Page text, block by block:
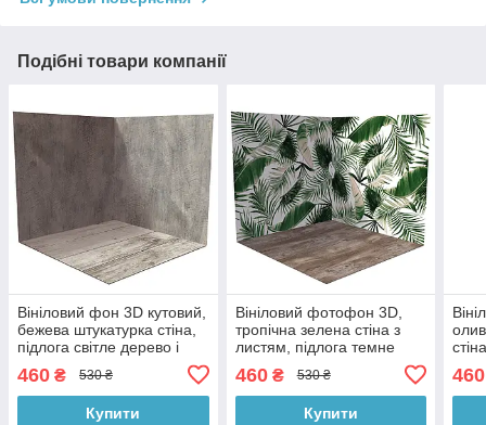
Подібні товари компанії
Вініловий фон 3D кутовий,
бежева штукатурка стіна,
підлога світле дерево і
вінтажна дошка, 50×50 см,
№58040
460 ₴ 530 ₴
Купити
Вініловий фотофон 3D,
тропічна зелена стіна з
листям, підлога темне
дерево і зелений мармур,
50×50 см, №58258
460₴ 530 ₴
Купити
460